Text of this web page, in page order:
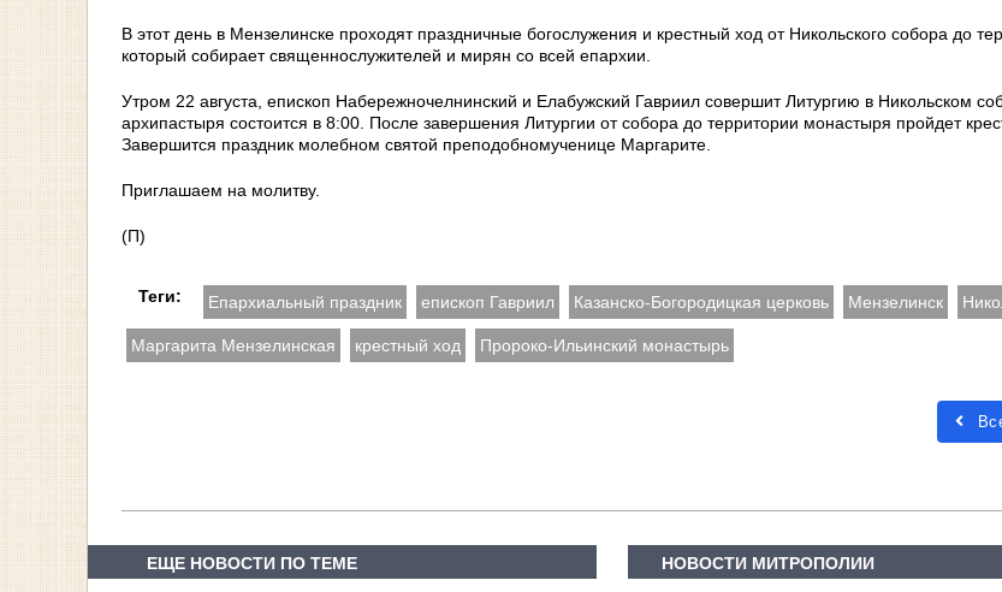
В этот день в Мензелинске проходят праздничные богослужения и крестный ход от Никольского собора до
который собирает священнослужителей и мирян со всей епархии.
Утром 22 августа, епископ Набережночелнинский и Елабужский Гавриил совершит Литургию в Никольском
архипастыря состоится в 8:00. После завершения Литургии от собора до территории монастыря пройдет
Завершится праздник молебном святой преподобномученице Маргарите.
Приглашаем на молитву.
(П)
Теги: Епархиальный праздник епископ Гавриил Казанско-Богородицкая церковь Мензелинск
Маргарита Мензелинская крестный ход Пророко-Ильинский монастырь
ЕЩЕ НОВОСТИ ПО ТЕМЕ НОВОСТИ МИТРОПОЛИИ